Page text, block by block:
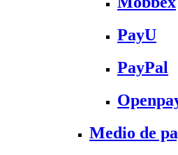
PayU
PayPal
Medio de